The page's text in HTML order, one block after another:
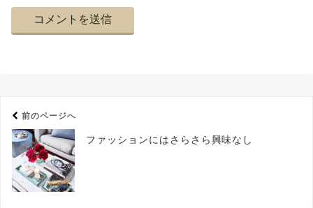
前のページへ
ファッションにはさらさら興味なし